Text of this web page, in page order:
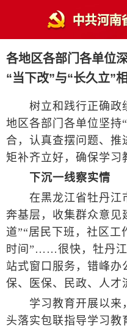
各地区各部门各单位
“当下改”与“长久立”
树立和践行正确政
地区各部门各单位坚持
合，认真查摆问题、推
矩补齐立好，确保学习
下沉一线察实情
在黑龙江省牡丹江
奔基层，收集群众意见
道”“居民下班，社区
时间”……很快，牡丹
站式窗口服务，错峰办
保、医保、民政、人才
学习教育开展以来
头落实包联指导学习教